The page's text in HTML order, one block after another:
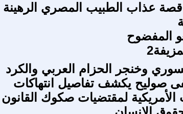
عذاب الطبيب المصري الرهينة
المفضوح
وخنجر الحزام العربي والكرد
صوليح يكشف تفاصيل انتهاكات
الأمريكية لمقتضيات صكوك القانون